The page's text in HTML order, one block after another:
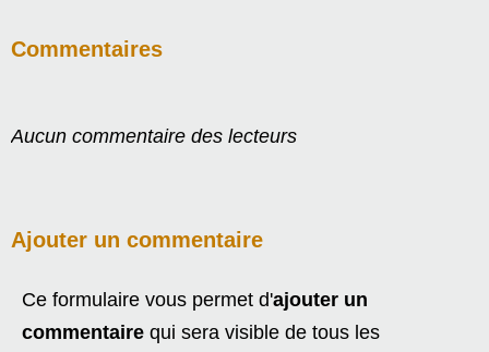
Commentaires
Aucun commentaire des lecteurs
Ajouter un commentaire
Ce formulaire vous permet d'ajouter un
commentaire qui sera visible de tous les